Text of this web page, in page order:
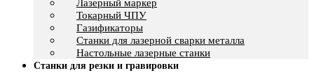
Лазерный маркер
Токарный ЧПУ
Газификаторы
Cтанки для лазерной сварки металла
Настольные лазерные станки
Станки для резки и гравировки